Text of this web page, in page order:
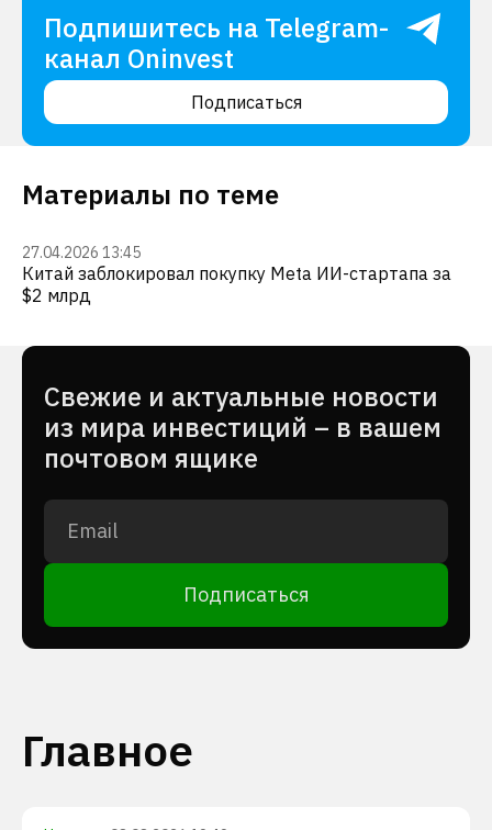
Подпишитесь на Telegram-
канал Oninvest
Подписаться
Материалы по теме
27.04.2026 13:45
Китай заблокировал покупку Meta ИИ-стартапа за
$2 млрд
Cвежие и актуальные новости
из мира инвестиций – в вашем
почтовом ящике
Подписаться
Главное